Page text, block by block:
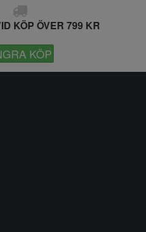
KÖP ÖVER 799 KR
KÖP